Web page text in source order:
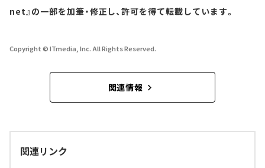
net』の一部を加筆・修正し、許可を得て転載しています。
Copyright © ITmedia, Inc. All Rights Reserved.
関連情報
関連リンク